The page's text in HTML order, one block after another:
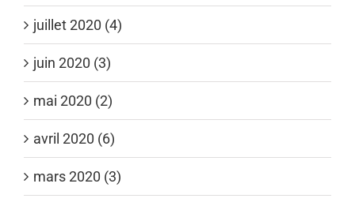
juillet 2020 (4)
juin 2020 (3)
mai 2020 (2)
avril 2020 (6)
mars 2020 (3)